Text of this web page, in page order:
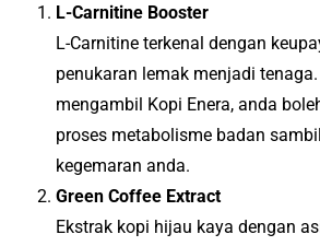
L-Carnitine Booster
L-Carnitine terkenal dengan
penukaran lemak menjadi
mengambil Kopi Enera, anda
proses metabolisme badan
kegemaran anda.
Green Coffee Extract
Ekstrak kopi hijau kaya dengan